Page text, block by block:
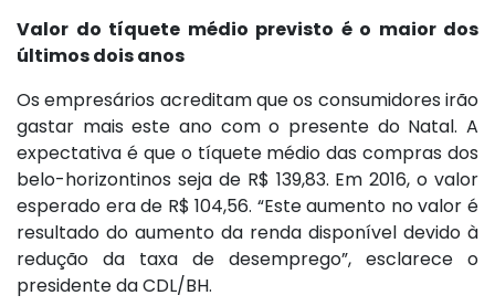
Valor do tíquete médio previsto é o maior dos
últimos dois anos
Os empresários acreditam que os consumidores irão
gastar mais este ano com o presente do Natal. A
expectativa é que o tíquete médio das compras dos
belo-horizontinos seja de R$ 139,83. Em 2016, o valor
esperado era de R$ 104,56. “Este aumento no valor é
resultado do aumento da renda disponível devido à
redução da taxa de desemprego”, esclarece o
presidente da CDL/BH.